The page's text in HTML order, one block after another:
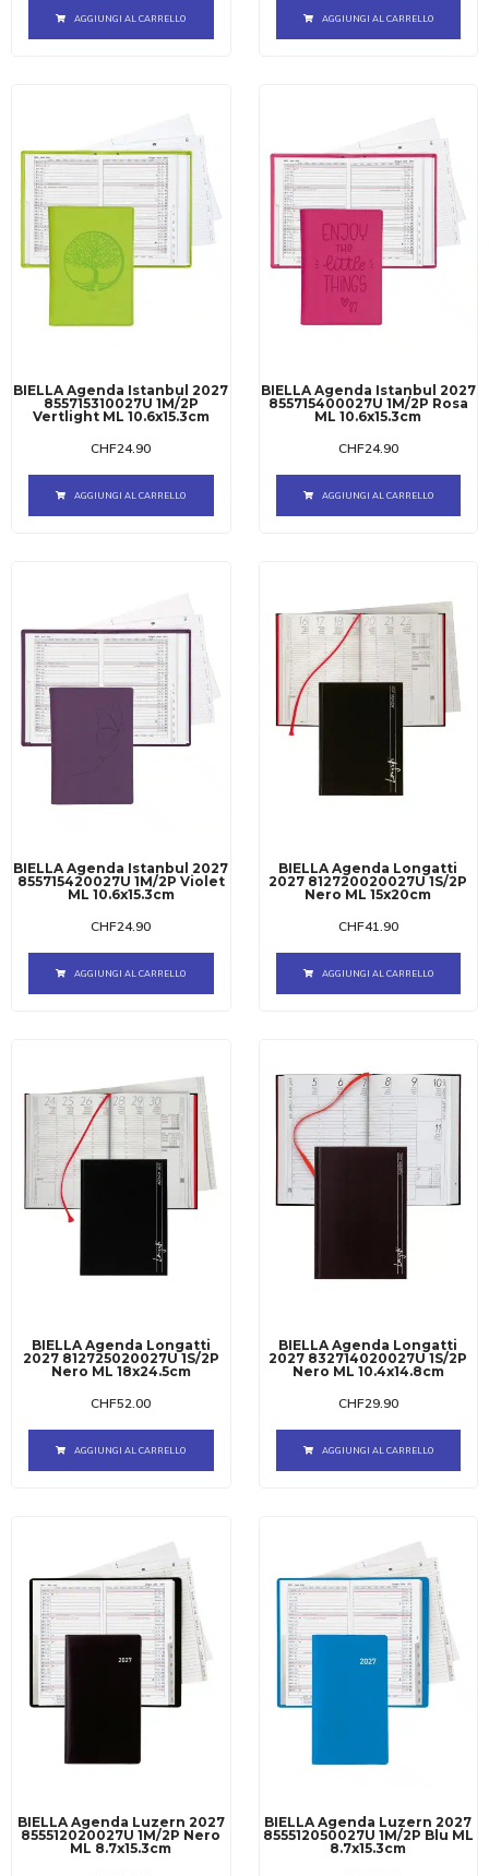
AGGIUNGI AL CARRELLO AGGIUNGI AL CARRELLO
BIELLA Agenda Istanbul 2027
855715310027U 1M/2P
Vertlight ML 10.6x15.3cm
CHF24.90
AGGIUNGI AL CARRELLO
BIELLA Agenda Istanbul 2027
855715400027U 1M/2P Rosa
ML 10.6x15.3cm
CHF24.90
AGGIUNGI AL CARRELLO
BIELLA Agenda Istanbul 2027
855715420027U 1M/2P Violet
ML 10.6x15.3cm
CHF24.90
AGGIUNGI AL CARRELLO
BIELLA Agenda Longatti
2027 812720020027U 1S/2P
Nero ML 15x20cm
CHF41.90
AGGIUNGI AL CARRELLO
BIELLA Agenda Longatti
2027 812725020027U 1S/2P
Nero ML 18x24.5cm
CHF52.00
AGGIUNGI AL CARRELLO
BIELLA Agenda Longatti
2027 832714020027U 1S/2P
Nero ML 10.4x14.8cm
CHF29.90
AGGIUNGI AL CARRELLO
BIELLA Agenda Luzern 2027
855512020027U 1M/2P Nero
ML 8.7x15.3cm
BIELLA Agenda Luzern 2027
855512050027U 1M/2P Blu ML
8.7x15.3cm